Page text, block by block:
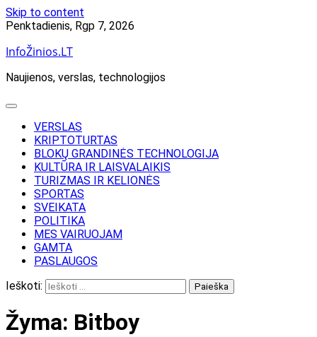
Skip to content
Penktadienis, Rgp 7, 2026
InfoŽinios.LT
Naujienos, verslas, technologijos
VERSLAS
KRIPTOTURTAS
BLOKŲ GRANDINĖS TECHNOLOGIJA
KULTŪRA IR LAISVALAIKIS
TURIZMAS IR KELIONĖS
SPORTAS
SVEIKATA
POLITIKA
MES VAIRUOJAM
GAMTA
PASLAUGOS
Ieškoti:
Žyma: Bitboy